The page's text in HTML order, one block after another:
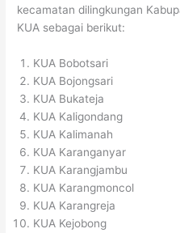
kecamatan dilingkungan
KUA sebagai berikut:
KUA Bobotsari
KUA Bojongsari
KUA Bukateja
KUA Kaligondang
KUA Kalimanah
KUA Karanganyar
KUA Karangjambu
KUA Karangmoncol
KUA Karangreja
KUA Kejobong